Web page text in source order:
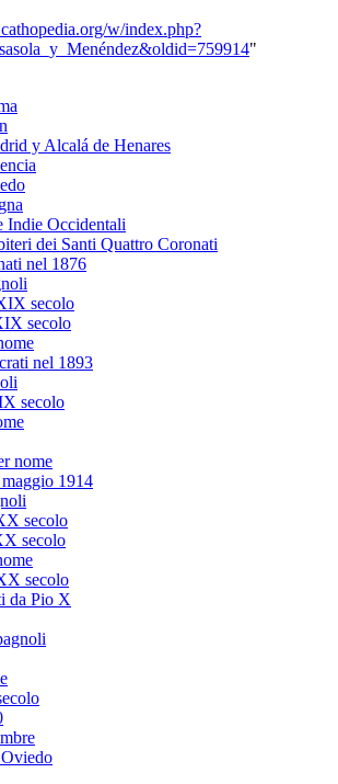
w/index.php?
"
y Alcalá de Henares
Indie Occidentali
dei Santi Quattro Coronati
nel 1876
secolo
secolo
nel 1893
secolo
nome
1914
secolo
secolo
secolo
da Pio X